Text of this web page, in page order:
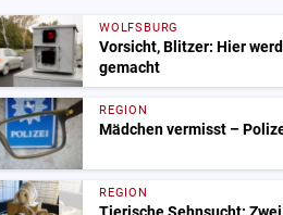
WOLFSBURG
Vorsicht, Blitzer: Hier
gemacht
REGION
Mädchen vermisst –
REGION